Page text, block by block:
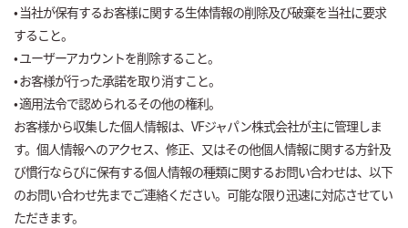
• 当社が保有するお客様に関する生体情報の削除及び破棄を当社に要求
すること。
• ユーザーアカウントを削除すること。
• お客様が行った承諾を取り消すこと。
• 適用法令で認められるその他の権利。
お客様から収集した個人情報は、VFジャパン株式会社が主に管理しま
す。個人情報へのアクセス、修正、又はその他個人情報に関する方針及
び慣行ならびに保有する個人情報の種類に関するお問い合わせは、以下
のお問い合わせ先までご連絡ください。可能な限り迅速に対応させてい
ただきます。